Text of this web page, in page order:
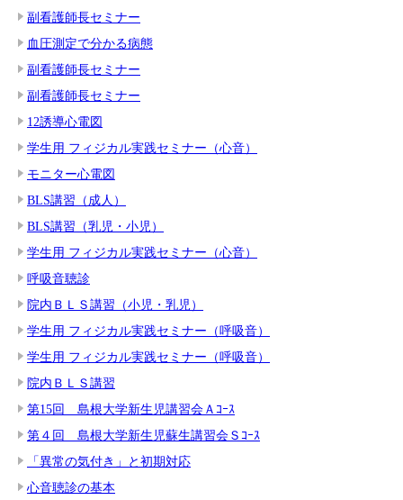
副看護師長セミナー
血圧測定で分かる病態
副看護師長セミナー
副看護師長セミナー
12誘導心電図
学生用 フィジカル実践セミナー（心音）
モニター心電図
BLS講習（成人）
BLS講習（乳児・小児）
学生用 フィジカル実践セミナー（心音）
呼吸音聴診
院内ＢＬＳ講習（小児・乳児）
学生用 フィジカル実践セミナー（呼吸音）
学生用 フィジカル実践セミナー（呼吸音）
院内ＢＬＳ講習
第15回 島根大学新生児講習会Ａｺｰｽ
第４回 島根大学新生児蘇生講習会Ｓｺｰｽ
「異常の気付き」と初期対応
心音聴診の基本